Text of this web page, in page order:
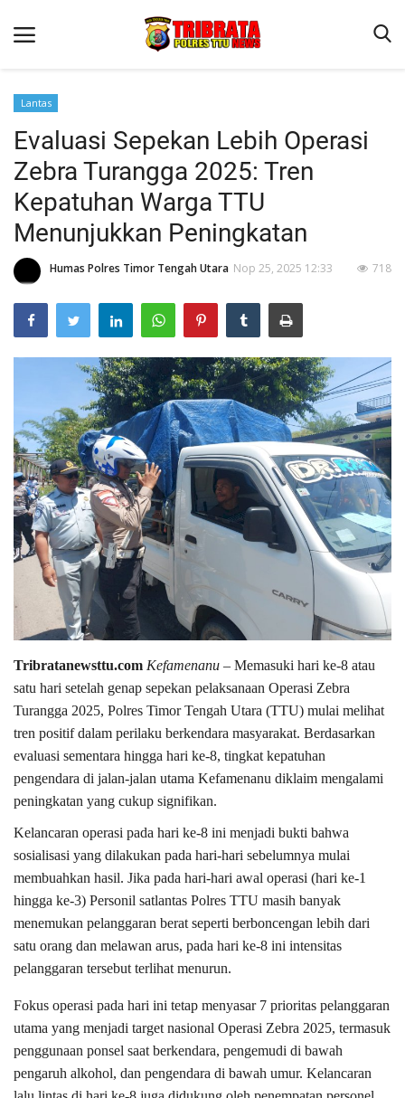
Beranda
Terms & Conditions
Reskrim
Binkam
Lantas
OPINI
Lantas
Evaluasi Sepekan Lebih Operasi
Zebra Turangga 2025: Tren
Kepatuhan Warga TTU
Menunjukkan Peningkatan
Humas Polres Timor Tengah Utara Nop 25, 2025 12:33 718
Tribratanewsttu.com Kefamenanu – Memasuki hari ke-8 atau
satu hari setelah genap sepekan pelaksanaan Operasi Zebra
Turangga 2025, Polres Timor Tengah Utara (TTU) mulai melihat
tren positif dalam perilaku berkendara masyarakat. Berdasarkan
evaluasi sementara hingga hari ke-8, tingkat kepatuhan
pengendara di jalan-jalan utama Kefamenanu diklaim mengalami
peningkatan yang cukup signifikan.
Kelancaran operasi pada hari ke-8 ini menjadi bukti bahwa
sosialisasi yang dilakukan pada hari-hari sebelumnya mulai
membuahkan hasil. Jika pada hari-hari awal operasi (hari ke-1
hingga ke-3) Personil satlantas Polres TTU masih banyak
menemukan pelanggaran berat seperti berboncengan lebih dari
satu orang dan melawan arus, pada hari ke-8 ini intensitas
pelanggaran tersebut terlihat menurun.
Fokus operasi pada hari ini tetap menyasar 7 prioritas pelanggaran
utama yang menjadi target nasional Operasi Zebra 2025, termasuk
penggunaan ponsel saat berkendara, pengemudi di bawah
pengaruh alkohol, dan pengendara di bawah umur. Kelancaran